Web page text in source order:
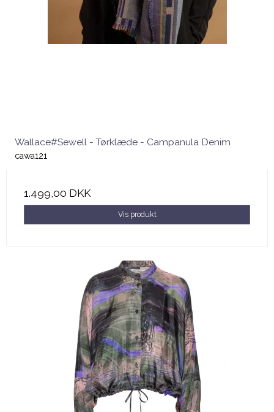
Wallace#Sewell - Tørklæde - Campanula Denim
cawa121
1.499,00 DKK
Vis produkt